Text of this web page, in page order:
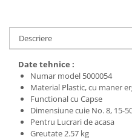
Descriere
Date tehnice :
Numar model 5000054
Material Plastic, cu maner
Functional cu Capse
Dimensiune cuie No. 8, 15-
Pentru Lucrari de acasa
Greutate 2.57 kg